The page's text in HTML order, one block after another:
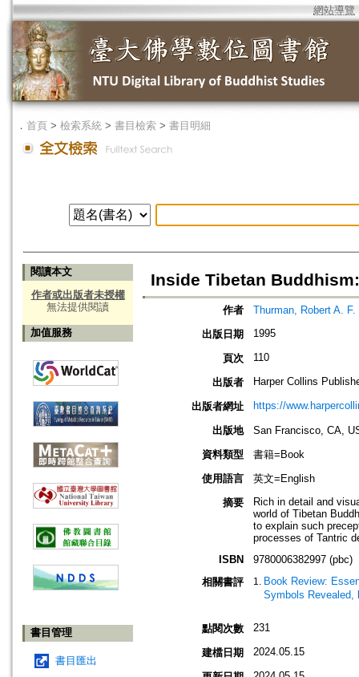
網站導覽
． 首頁 > 檢索系統 > 書目檢索 > 書目明細
閱讀本文
作者或出版者未授權
無法提供閱讀
加值服務
書目管理
書目匯出
Inside Tibetan
作者
Thurman, Robert A. F.
出版日期
1995
頁次 110
出版者 Harper Collins
出版者網址 https://
出版地
San Francisco, CA,
資料類型
書籍=Book
使用語言
英文=English
摘要
Rich in detail and
world of Tibetan
to explain such
processes of Tantric
ISBN
9780006382997 (pbc)
相關書評
Book Review:
Symbols Revealed,
點閱次數 231
建檔日期 2024.05.15